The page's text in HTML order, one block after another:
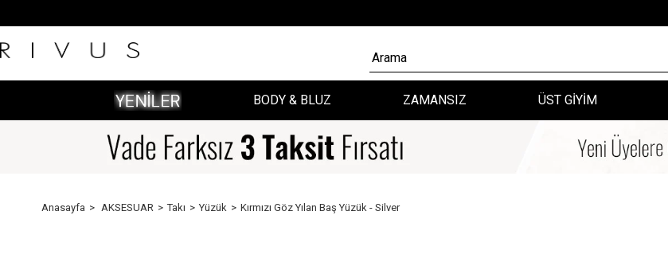
BODY & BLUZ ZAMANSIZ ÜST GİYİM
Anasayfa AKSESUAR Takı Yüzük Kırmızı Göz Yılan Baş Yüzük - Silver